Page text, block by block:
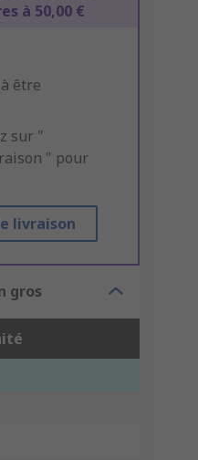
à 50,00 €
être
sur "
" pour
livraison
gros